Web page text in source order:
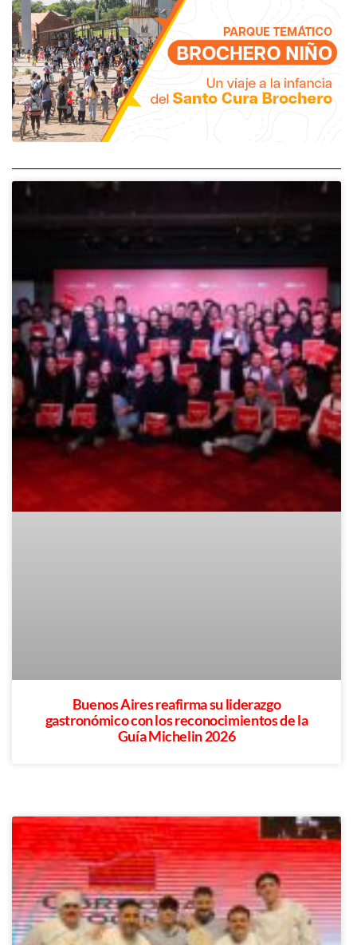
Buenos Aires reafirma su liderazgo
gastronómico con los reconocimientos de la
Guía Michelin 2026